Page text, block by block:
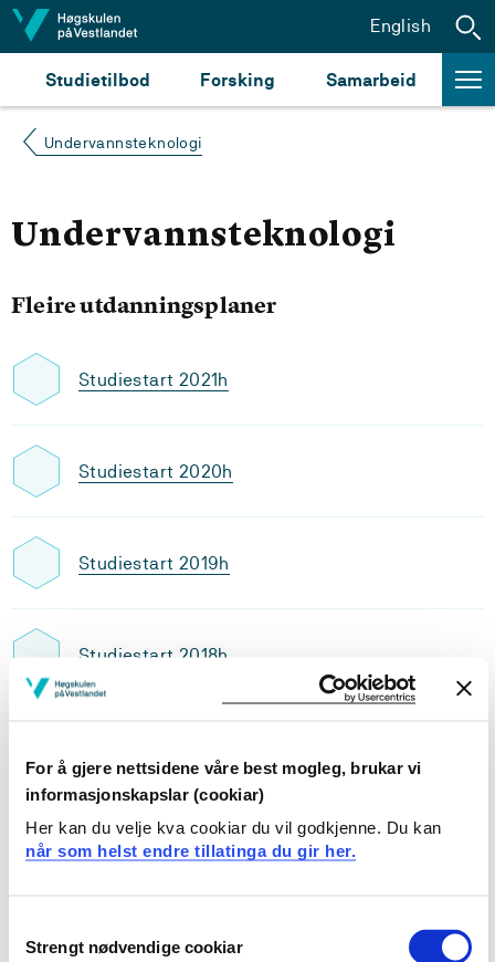
For å gjere nettsidene våre best mogleg, brukar vi
informasjonskapslar (cookiar)
Her kan du velje kva cookiar du vil godkjenne. Du kan
når som helst endre tillatinga du gir her.
Selection
Strengt nødvendige cookiar
Hopp til innhald
Studietilbod Forsking Samarbeid
English
Undervannsteknologi
Undervannsteknologi
Fleire utdanningsplaner
Studiestart 2021h
Studiestart 2020h
Studiestart 2019h
Studiestart 2018h
Studiestart 2016h